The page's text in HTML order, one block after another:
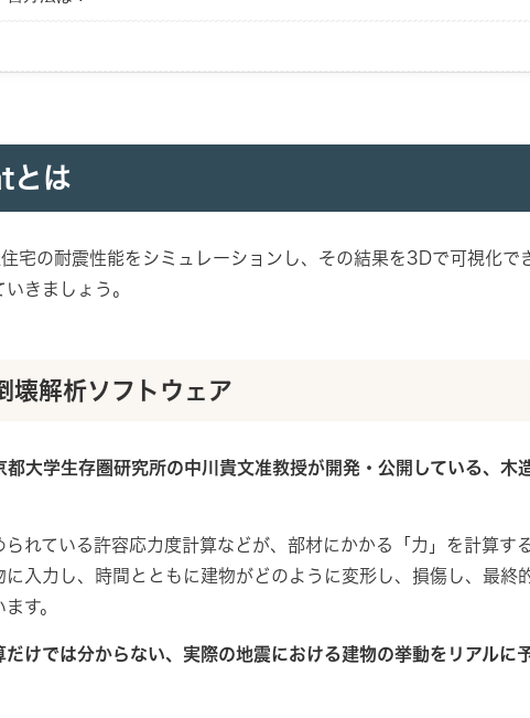
は
宅の耐震性能をシミュレーションし、その結果を3Dで可視化で
きましょう。
壊解析ソフトウェア
大学生存圏研究所の中川貴文准教授が開発・公開している、木
られている許容応力度計算などが、部材にかかる「力」を計算
に入力し、時間とともに建物がどのように変形し、損傷し、最
す。
だけでは分からない、実際の地震における建物の挙動をリアルに